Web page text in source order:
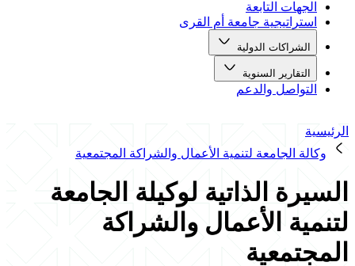
الجهات التابعة
استراتيجية جامعة أم القرى
الشراكات الدولية
التقارير السنوية
التواصل والدعم
الرئيسية
وكالة الجامعة لتنمية الأعمال والشراكة المجتمعية
السيرة الذاتية لوكيلة الجامعة
لتنمية الأعمال والشراكة
المجتمعية